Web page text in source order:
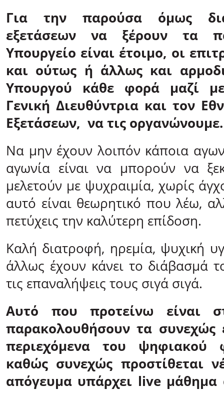
Για την παρούσα όμως
εξετάσεων να ξέρουν τα
Υπουργείο είναι έτοιμο, οι
και ούτως ή άλλως και
Υπουργού κάθε φορά μαζί
Γενική Διευθύντρια και τον
Εξετάσεων, να τις οργανώνουμε.
Να μην έχουν λοιπόν κάποια
αγωνία είναι να μπορούν να
μελετούν με ψυχραιμία, χωρίς
αυτό είναι θεωρητικό που λέω,
πετύχεις την καλύτερη επίδοση.
Καλή διατροφή, ηρεμία, ψυχική
άλλως έχουν κάνει το διάβασμά
τις επαναλήψεις τους σιγά σιγά.
Αυτό που προτείνω είναι
παρακολουθήσουν τα συνεχώς
περιεχόμενα του ψηφιακού
καθώς συνεχώς προστίθεται
απόγευμα υπάρχει live μάθημα